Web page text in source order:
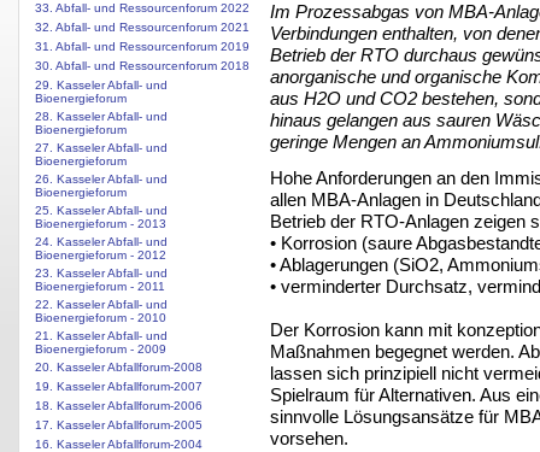
33. Abfall- und Ressourcenforum 2022
32. Abfall- und Ressourcenforum 2021
31. Abfall- und Ressourcenforum 2019
30. Abfall- und Ressourcenforum 2018
29. Kasseler Abfall- und
Bioenergieforum
28. Kasseler Abfall- und
Bioenergieforum
27. Kasseler Abfall- und
Bioenergieforum
26. Kasseler Abfall- und
Bioenergieforum
25. Kasseler Abfall- und
Bioenergieforum - 2013
24. Kasseler Abfall- und
Bioenergieforum - 2012
23. Kasseler Abfall- und
Bioenergieforum - 2011
22. Kasseler Abfall- und
Bioenergieforum - 2010
21. Kasseler Abfall- und
Bioenergieforum - 2009
20. Kasseler Abfallforum-2008
19. Kasseler Abfallforum-2007
18. Kasseler Abfallforum-2006
17. Kasseler Abfallforum-2005
16. Kasseler Abfallforum-2004
Im Prozessabgas von MBA-
Verbindungen enthalten, von
Betrieb der RTO durchaus
anorganische und organische
aus H2O und CO2 bestehen,
hinaus gelangen aus sauren
geringe Mengen an
Hohe Anforderungen an den
allen MBA-Anlagen in
Betrieb der RTO-Anlagen zeigen
• Korrosion (saure
• Ablagerungen (SiO2,
• verminderter Durchsatz,
Der Korrosion kann mit
Maßnahmen begegnet werden.
lassen sich prinzipiell nicht
Spielraum für Alternativen. Aus
sinnvolle Lösungsansätze für
vorsehen.